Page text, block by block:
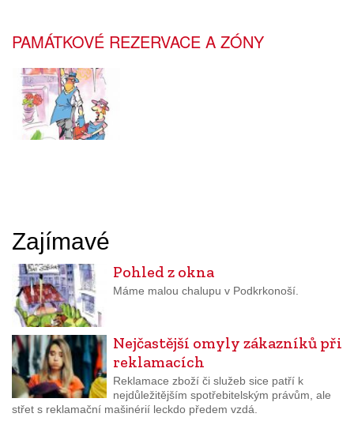
PAMÁTKOVÉ REZERVACE A ZÓNY
Zajímavé
Pohled z okna
Máme malou chalupu v Podkrkonoší.
Nejčastější omyly zákazníků při
reklamacích
Reklamace zboží či služeb sice patří k
nejdůležitějším spotřebitelským právům, ale
střet s reklamační mašinérií leckdo předem vzdá.